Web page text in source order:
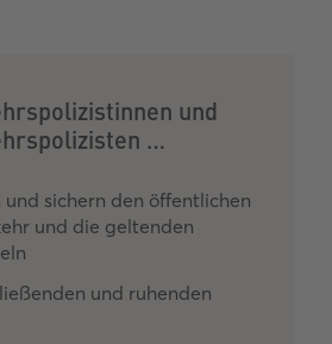
und
…
und sichern den öffentlichen
und die geltenden
und ruhenden